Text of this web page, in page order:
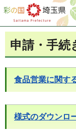
彩の国 埼玉県
申請・手続
食品営業に関す
様式のダウンロ